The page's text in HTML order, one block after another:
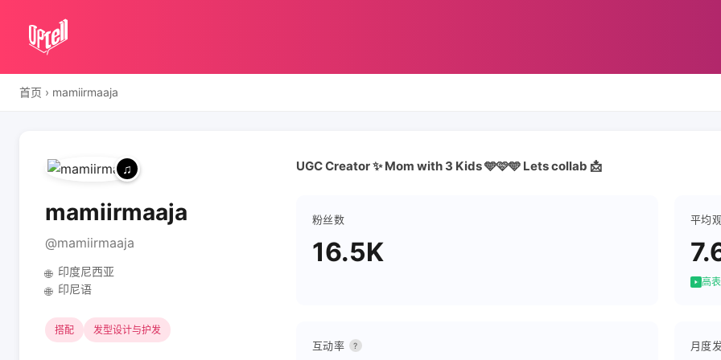
首页 › mamiirmaaja
mamiirmaaja
@mamiirmaaja
🌐 印度尼西亚
🌐 印尼语
搭配 发型设计与护发
UGC Creator ✨ Mom with 3 Kids 🩵🩷🩵 Lets collab 📩
粉丝数
16.5K
平均
高
互动率 ? 月度